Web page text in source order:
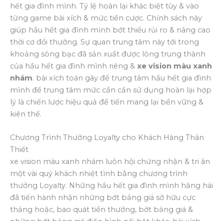
hết gia đình mình. Tỷ lệ hoàn lại khác biệt tùy & vào
từng game bài xích & mức tiền cược. Chính sách này
giúp hầu hết gia đình mình bớt thiểu rủi ro & nâng cao
thời cơ đổi thưởng. Sự quan trung tâm này tới trong
khoảng sòng bạc đã sản xuất được lòng trung thành
của hầu hết gia đình mình riêng & xe vision màu xanh
nhám. bài xích toán gây để trung tâm hầu hết gia đình
mình để trung tâm mức cần cần sử dụng hoàn lại hợp
lý là chiến lược hiệu quả để tiến mang lại bền vững &
kiên thế.
Chương Trình Thưởng Loyalty cho Khách Hàng Thân
Thiết
xe vision màu xanh nhám luôn hội chứng nhận & tri ân
một vài quý khách nhiệt tình bằng chương trình
thưởng Loyalty. Những hầu hết gia đình mình hăng hái
đã tiến hành nhận những bớt bảng giá sở hữu cực
thảng hoặc, bao quát tiền thưởng, bớt bảng giá &